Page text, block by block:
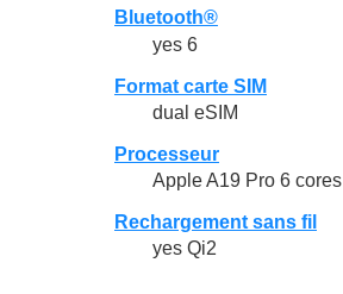
Bluetooth®
yes 6
Format carte SIM
dual eSIM
Processeur
Apple A19 Pro 6 cores
Rechargement sans fil
yes Qi2